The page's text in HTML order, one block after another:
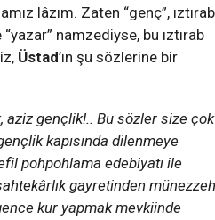
lâzım. Zaten “genç”,
namzediyse, bu ıztırab
Üstad’ın şu sözlerine bir
aziz gençlik!.. Bu sözler size çok
kapısında dilenmeye
pohpohlama edebiyatı ile
gayretinden münezzeh
kur yapmak mevkiinde